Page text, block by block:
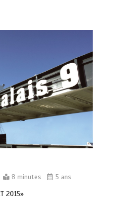
8 minutes 5 ans
2015»